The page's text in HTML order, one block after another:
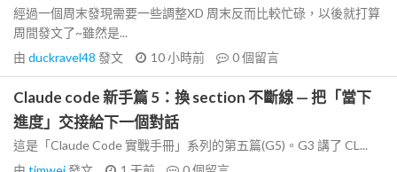
經過一個周末發現需要一些調整XD 周末反而比較忙碌，以後就打算
周間發文了~雖然是...
由 duckravel48 發文 10 小時前 0個留言
Claude code 新手篇 5：換 section 不斷線 — 把「當下
進度」交接給下一個對話
這是「Claude Code 實戰手冊」系列的第五篇(G5)。G3 講了 CL...